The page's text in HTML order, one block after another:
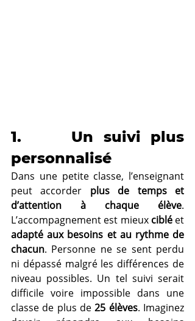
1.     Un suivi plus
personnalisé
Dans une petite classe, l’enseignant
peut accorder plus de temps et
d’attention à chaque élève.
L’accompagnement est mieux ciblé
adapté aux besoins et au rythme de
chacun. Personne ne se sent perdu
ni dépassé malgré les différences de
niveau possibles. Un tel suivi serait
difficile voire impossible dans une
classe de plus de 25 élèves. Imaginez